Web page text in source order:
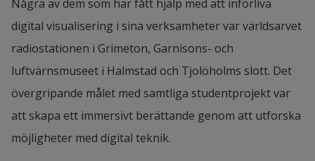
Några av dem som har fått hjälp med att införliva
digital visualisering i sina verksamheter var världsarvet
radiostationen i Grimeton, Garnisons- och
luftvärnsmuseet i Halmstad och Tjolöholms slott. Det
övergripande målet med samtliga studentprojekt var
att skapa ett immersivt berättande genom att utforska
möjligheter med digital teknik.